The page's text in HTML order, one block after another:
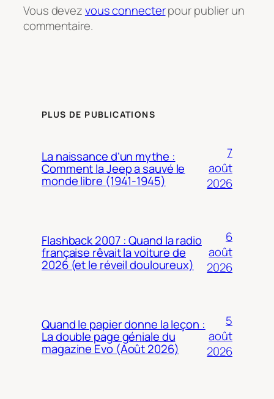
Vous devezvous connecterpour publier un
commentaire.
PLUS DE PUBLICATIONS
La naissance d’un mythe :
Comment la Jeep a sauvé le
monde libre (1941-1945)
7
août
2026
Flashback 2007 : Quand la radio
française rêvait la voiture de
2026 (et le réveil douloureux)
6
août
2026
Quand le papier donne la leçon :
La double page géniale du
magazine Evo (Août 2026)
5
août
2026